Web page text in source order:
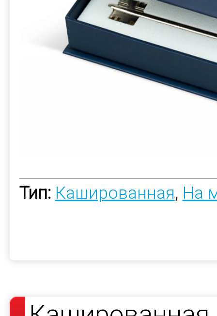
Тип: Кашированная, На